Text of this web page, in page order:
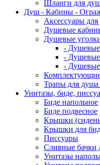
Шланги для
Душ - Кабины -
Аксессуары
Душевые
Душевые
- Душевые
-
- Душевые
Трапы для
Унитазы, биде,
Биде напольное
Биде подвесное
Крышки
Крышки для
Писсуары
Сливные бачки
Унитазы